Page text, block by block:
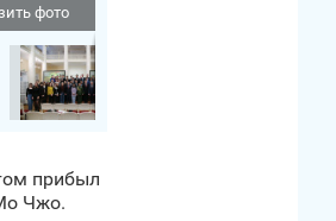
фото
прибыл
Чжо.